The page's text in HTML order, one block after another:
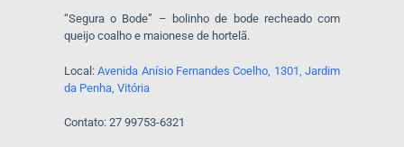
“Segura o Bode” – bolinho de bode recheado com
queijo coalho e maionese de hortelã.
Local:Avenida Anísio Fernandes Coelho, 1301, Jardim
da Penha, Vitória
Contato: 27 99753-6321